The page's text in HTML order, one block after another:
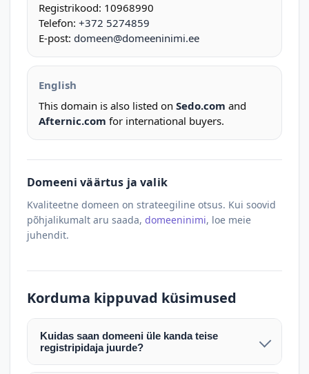
Registrikood: 10968990
Telefon: +372 5274859
E-post: domeen@domeeninimi.ee
English
This domain is also listed on Sedo.com and
Afternic.com for international buyers.
Domeeni väärtus ja valik
Kvaliteetne domeen on strateegiline otsus. Kui soovid
põhjalikumalt aru saada, domeeninimi, loe meie
juhendit.
Korduma kippuvad küsimused
Kuidas saan domeeni üle kanda teise
registripidaja juurde?